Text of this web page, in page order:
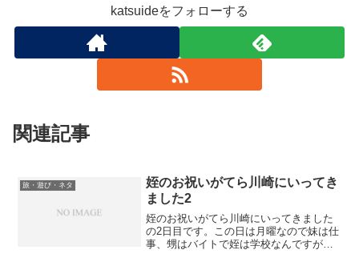
katsuideをフォローする
関連記事
旅・遊び・ネタ
姪のお祝いがてら川崎にいってき
ました2
姪のお祝いがてら川崎にいってきました
の2日目です。この日は月曜なので妹は仕
事、甥はバイトで姪は学校なんですが、